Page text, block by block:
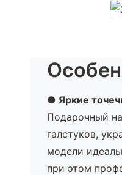
● Яркие
Подарочный
галстуков,
модели
при этом